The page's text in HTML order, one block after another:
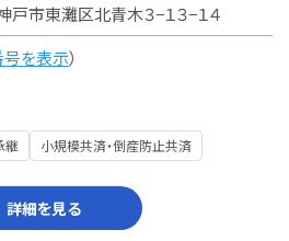
戸市東灘区北青木３−１３−１４
を表示）
継 小規模共済・倒産防止共済
詳細を見る